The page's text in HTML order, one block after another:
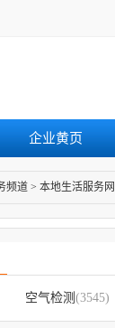
企业黄页
频道 > 本地生活服务网
空气检测 (3545)